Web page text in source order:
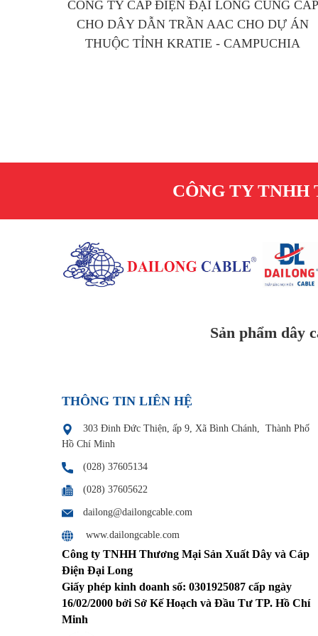
CÔNG TY CÁP ĐIỆN ĐẠI LONG CUNG CẤP
CHO DÂY DẪN TRẦN AAC CHO DỰ ÁN
THUỘC TỈNH KRATIE - CAMPUCHIA
CÔNG TY
Sản phẩm dây
THÔNG TIN LIÊN HỆ
303 Đinh Đức Thiện, ấp 9, Xã Bình Chánh, Thành Phố
Hồ Chí Minh
(028) 37605134
(028) 37605622
dailong@dailongcable.com
www.dailongcable.com
Công ty TNHH Thương Mại Sản Xuất Dây và Cáp
Điện Đại Long
Giấy phép kinh doanh số: 0301925087 cấp ngày
16/02/2000 bởi Sở Kế Hoạch và Đầu Tư TP. Hồ Chí
Minh